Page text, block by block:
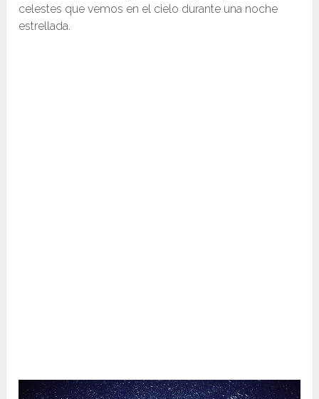
celestes que vemos en el cielo durante una noche
estrellada.